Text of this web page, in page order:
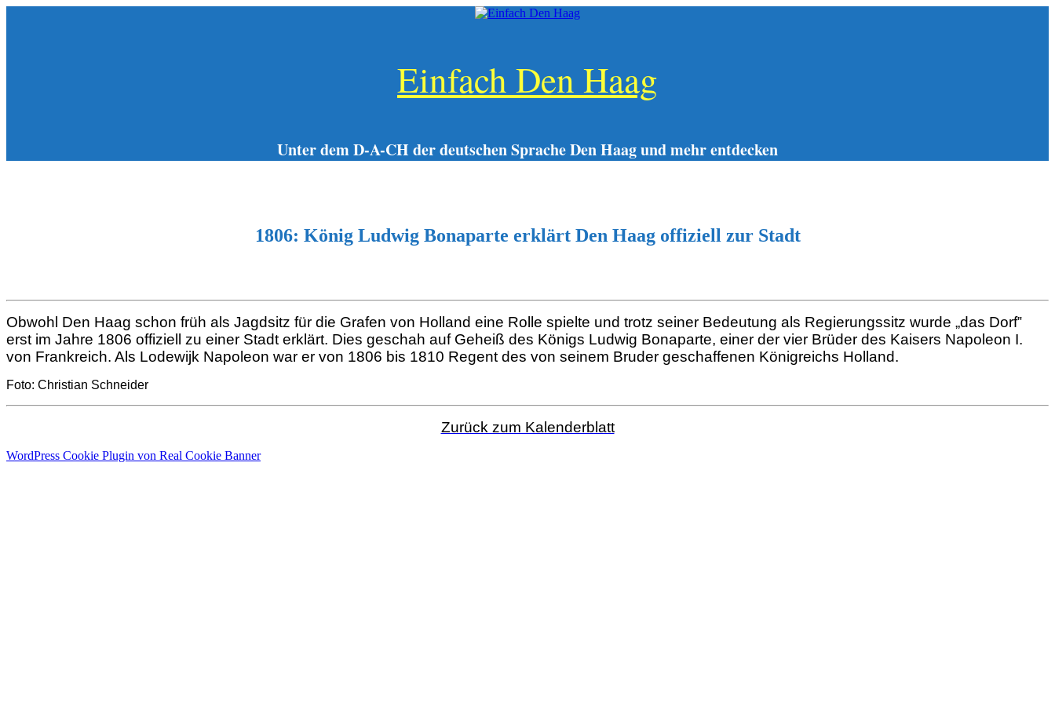
Einfach Den Haag
Unter dem D-A-CH der deutschen Sprache Den Haag und mehr entdecken
1806: König Ludwig Bonaparte erklärt Den Haag offiziell zur Stadt
Obwohl Den Haag schon früh als Jagdsitz für die Grafen von Holland eine Rolle spielte und trotz seiner Bedeutung als Regierungssitz wurde „das Dorf‟
erst im Jahre 1806 offiziell zu einer Stadt erklärt. Dies geschah auf Geheiß des Königs Ludwig Bonaparte, einer der vier Brüder des Kaisers Napoleon I.
von Frankreich. Als Lodewijk Napoleon war er von 1806 bis 1810 Regent des von seinem Bruder geschaffenen Königreichs Holland.
Foto: Christian Schneider
Zurück zum Kalenderblatt
WordPress Cookie Plugin von Real Cookie Banner